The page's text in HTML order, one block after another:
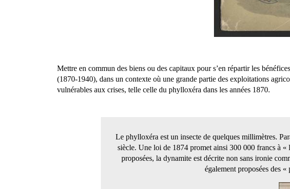
Mettre en commun des biens ou des capitaux pour s’en répartir les
(1870-1940), dans un contexte où une grande partie des exploitations
vulnérables aux crises, telle celle du phylloxéra dans les années 1870.
Le phylloxéra est un insecte de quelques millimètres.
siècle. Une loi de 1874 promet ainsi 300 000 francs à
proposées, la dynamite est décrite non sans ironie
également proposées des